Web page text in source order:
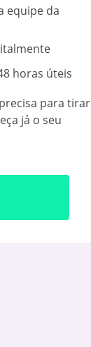
equipe da
horas úteis
para tirar
já o seu